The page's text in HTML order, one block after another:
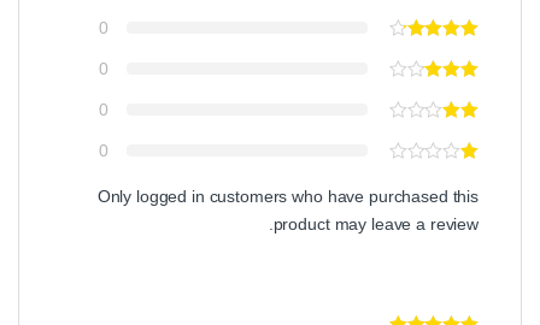
0
0
0
0
Only logged in customers who have purchased this
product may leave a review.